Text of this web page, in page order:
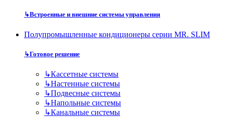
↳Встроенные и внешние системы управления
Полупромышленные кондиционеры серии MR. SLIM
↳Готовое решение
↳Кассетные системы
↳Настенные системы
↳Подвесные системы
↳Напольные системы
↳Канальные системы